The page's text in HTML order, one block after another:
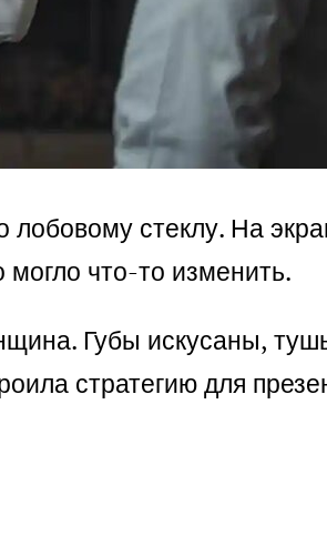
стеклу. На
что-то изменить.
Губы искусаны,
стратегию для